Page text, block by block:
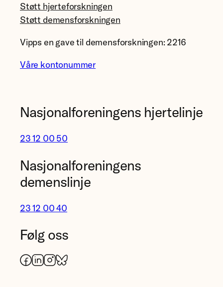
Støtt hjerteforskningen
Støtt demensforskningen
Vipps en gave til demensforskningen: 2216
Våre kontonummer
Nasjonalforeningens hjertelinje
23 12 00 50
Nasjonalforeningens
demenslinje
23 12 00 40
Følg oss
Facebook
LinkedIn
Instagram
Bluesky